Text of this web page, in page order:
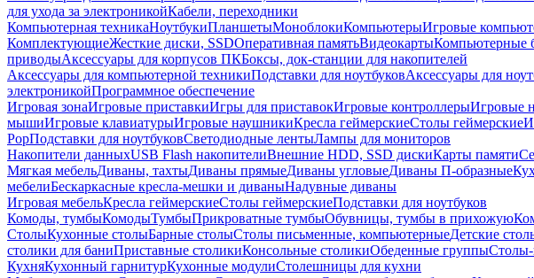
для ухода за электроникойКабели, переходники
Компьютерная техникаНоутбукиПланшетыМоноблокиКомпьютерыИгровые
КомплектующиеЖесткие диски, SSDОперативная памятьВидеокартыКомпьютерные
приводыАксессуары для корпусов ПКБоксы, док-станции для накопителей
Аксессуары для компьютерной техникиПодставки для ноутбуковАксессуары для
электроникойПрограммное обеспечение
Игровая зонаИгровые приставкиИгры для приставокИгровые контроллерыИгровые
мышиИгровые клавиатурыИгровые наушникиКресла геймерскиеСтолы геймерские
PopПодставки для ноутбуковСветодиодные лентыЛампы для мониторов
Накопители данныхUSB Flash накопителиВнешние HDD, SSD дискиКарты памяти
Мягкая мебельДиваны, тахтыДиваны прямыеДиваны угловыеДиваны П-образные
мебелиБескаркасные кресла-мешки и диваныНадувные диваны
Игровая мебельКресла геймерскиеСтолы геймерскиеПодставки для ноутбуков
Комоды, тумбыКомодыТумбыПрикроватные тумбыОбувницы, тумбы в прихожую
СтолыКухонные столыБарные столыСтолы письменные, компьютерныеДетские
столики для баниПриставные столикиКонсольные столикиОбеденные группы
КухняКухонный гарнитурКухонные модулиСтолешницы для кухни